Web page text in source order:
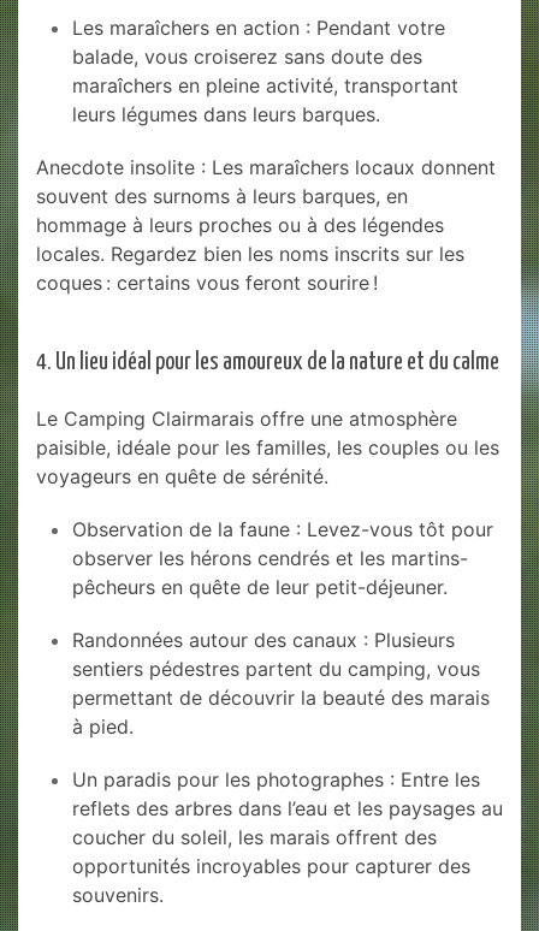
Les maraîchers en action : Pendant votre
balade, vous croiserez sans doute des
maraîchers en pleine activité, transportant
leurs légumes dans leurs barques.
Anecdote insolite : Les maraîchers locaux donnent
souvent des surnoms à leurs barques, en
hommage à leurs proches ou à des légendes
locales. Regardez bien les noms inscrits sur les
coques : certains vous feront sourire !
4. Un lieu idéal pour les amoureux de la nature et du calme
Le Camping Clairmarais offre une atmosphère
paisible, idéale pour les familles, les couples ou les
voyageurs en quête de sérénité.
Observation de la faune : Levez-vous tôt pour
observer les hérons cendrés et les martins-
pêcheurs en quête de leur petit-déjeuner.
Randonnées autour des canaux : Plusieurs
sentiers pédestres partent du camping, vous
permettant de découvrir la beauté des marais
à pied.
Un paradis pour les photographes : Entre les
reflets des arbres dans l’eau et les paysages au
coucher du soleil, les marais offrent des
opportunités incroyables pour capturer des
souvenirs.